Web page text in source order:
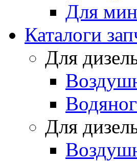
Для
Каталоги
Для
Для